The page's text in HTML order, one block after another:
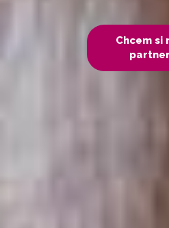
Chcem si